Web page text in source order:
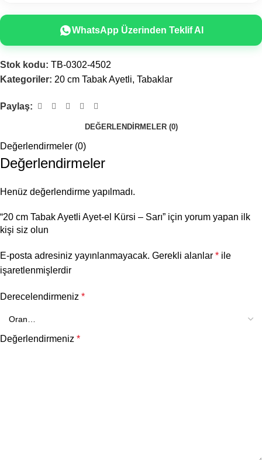
WhatsApp Üzerinden Teklif Al
Stok kodu: TB-0302-4502
Kategoriler: 20 cm Tabak Ayetli, Tabaklar
Paylaş:
DEĞERLENDIRMELER (0)
Değerlendirmeler (0)
Değerlendirmeler
Henüz değerlendirme yapılmadı.
“20 cm Tabak Ayetli Ayet-el Kürsi – Sarı” için yorum yapan ilk
kişi siz olun
E-posta adresiniz yayınlanmayacak. Gerekli alanlar * ile
işaretlenmişlerdir
Derecelendirmeniz *
Değerlendirmeniz *